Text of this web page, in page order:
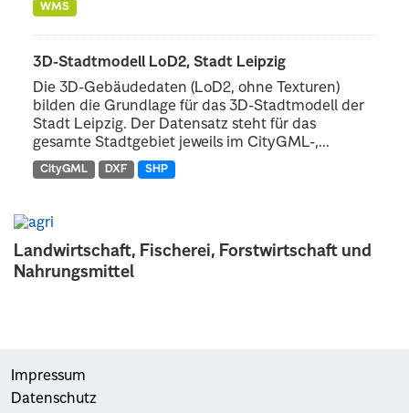
Landwirtschaft, Fischerei, Forstwirtschaft und
Nahrungsmittel
WMS
3D-Stadtmodell LoD2, Stadt Leipzig
Die 3D-Gebäudedaten (LoD2, ohne Texturen)
bilden die Grundlage für das 3D-Stadtmodell der
Stadt Leipzig. Der Datensatz steht für das
gesamte Stadtgebiet jeweils im CityGML-,...
CityGML DXF SHP
Impressum
Datenschutz